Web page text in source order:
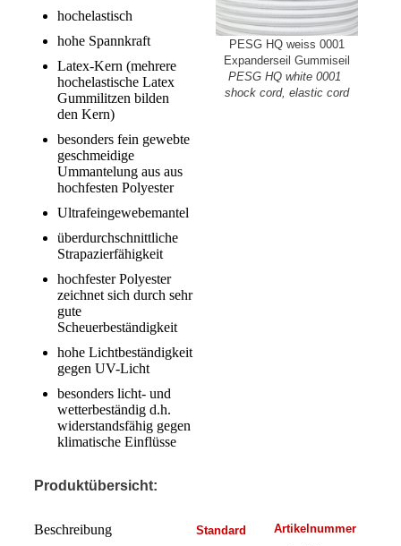
hochelastisch
hohe Spannkraft
Latex-Kern (mehrere
hochelastische Latex
Gummilitzen bilden
den Kern)
besonders fein gewebte
geschmeidige
Ummantelung aus aus
hochfesten Polyester
Ultrafeingewebemantel
überdurchschnittliche
Strapazierfähigkeit
hochfester Polyester
zeichnet sich durch sehr
gute
Scheuerbeständigkeit
hohe Lichtbeständigkeit
gegen UV-Licht
besonders licht- und
wetterbeständig d.h.
widerstandsfähig gegen
klimatische Einflüsse
PESG HQ weiss 0001
Expanderseil Gummiseil
PESG HQ white 0001
shock cord, elastic cord
Produktübersicht:
Beschreibung Standard
Artikelnummer